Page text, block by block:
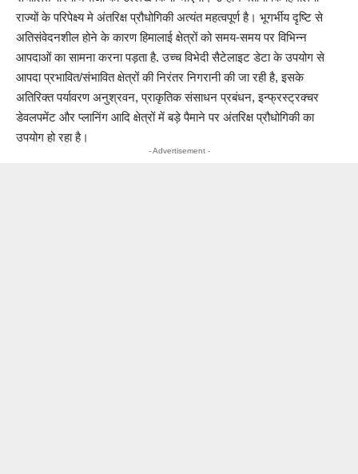
राज्यों के परिपेक्ष्य मे अंतरिक्ष प्रौधोगिकी अत्यंत महत्वपूर्ण है। भूगर्भीय दृष्टि से
अतिसंवेदनशील होने के कारण हिमालाई क्षेत्रों को समय-समय पर विभिन्न
आपदाओं का सामना करना पड़ता है. उच्च विभेदी सैटेलाइट डेटा के उपयोग से
आपदा प्रभावित/संभावित क्षेत्रों की निरंतर निगरानी की जा रही है, इसके
अतिरिक्त पर्यावरण अनुश्रवन, प्राकृतिक संसाधन प्रबंधन, इन्फ्रस्ट्रक्चर
डेवलपमेंट और प्लानिंग आदि क्षेत्रों में बड़े पैमाने पर अंतरिक्ष प्रौधोगिकी का
उपयोग हो रहा है।
- Advertisement -